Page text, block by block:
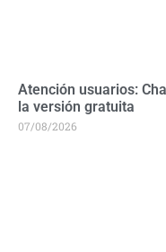
Atención usuarios:
la versión gratuita
07/08/2026